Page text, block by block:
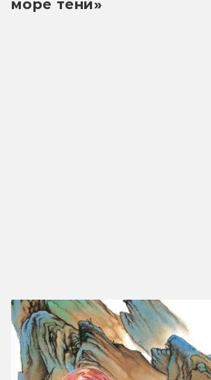
море тени»